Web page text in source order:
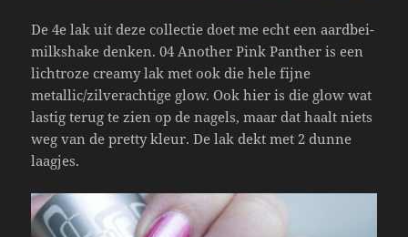
De 4e lak uit deze collectie doet me echt een aardbei-
milkshake denken. 04 Another Pink Panther is een
lichtroze creamy lak met ook die hele fijne
metallic/zilverachtige glow. Ook hier is die glow wat
lastig terug te zien op de nagels, maar dat haalt niets
weg van de pretty kleur. De lak dekt met 2 dunne
laagjes.